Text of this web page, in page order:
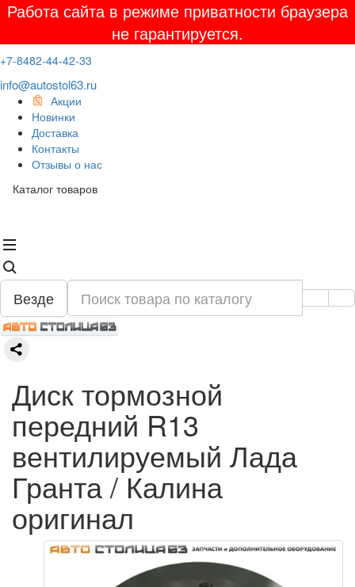
Работа сайта в режиме приватности браузера
не гарантируется.
+7-8482-44-42-33
info@autostol63.ru
Акции
Новинки
Доставка
Контакты
Отзывы о нас
Каталог товаров
Везде
Диск тормозной
передний R13
вентилируемый Лада
Гранта / Калина
оригинал